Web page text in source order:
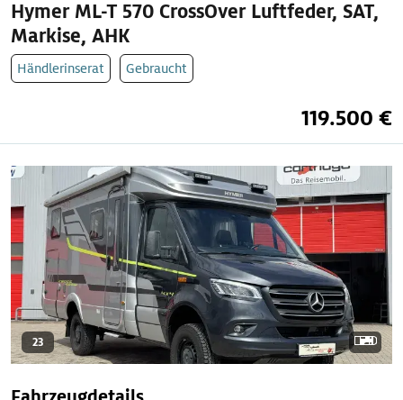
Hymer ML-T 570 CrossOver Luftfeder, SAT,
Markise, AHK
Händlerinserat Gebraucht
119.500 €
23